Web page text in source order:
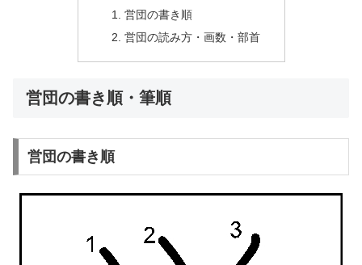
営団の書き順
営団の読み方・画数・部首
営団の書き順・筆順
営団の書き順